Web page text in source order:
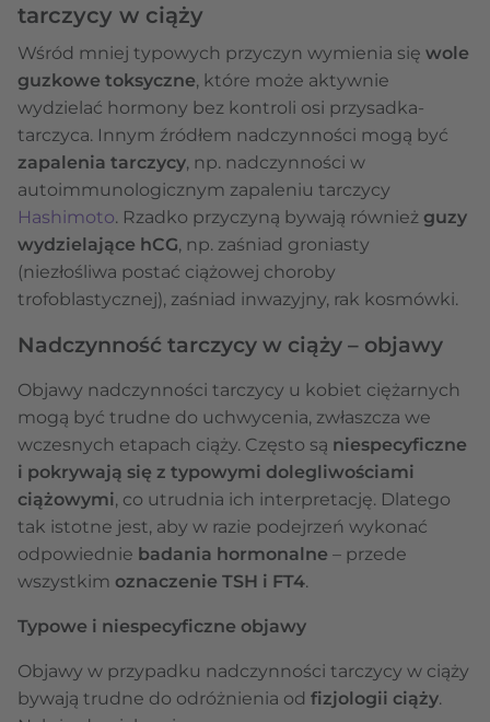
tarczycy w ciąży
Wśród mniej typowych przyczyn wymienia się wole
guzkowe toksyczne, które może aktywnie
wydzielać hormony bez kontroli osi przysadka-
tarczyca. Innym źródłem nadczynności mogą być
zapalenia tarczycy, np. nadczynności w
autoimmunologicznym zapaleniu tarczycy
Hashimoto. Rzadko przyczyną bywają również guzy
wydzielające hCG, np. zaśniad groniasty
(niezłośliwa postać ciążowej choroby
trofoblastycznej), zaśniad inwazyjny, rak kosmówki.
Nadczynność tarczycy w ciąży – objawy
Objawy nadczynności tarczycy u kobiet ciężarnych
mogą być trudne do uchwycenia, zwłaszcza we
wczesnych etapach ciąży. Często są niespecyficzne
i pokrywają się z typowymi dolegliwościami
ciążowymi, co utrudnia ich interpretację. Dlatego
tak istotne jest, aby w razie podejrzeń wykonać
odpowiednie badania hormonalne – przede
wszystkim oznaczenie TSH i FT4.
Typowe i niespecyficzne objawy
Objawy w przypadku nadczynności tarczycy w ciąży
bywają trudne do odróżnienia od fizjologii ciąży.